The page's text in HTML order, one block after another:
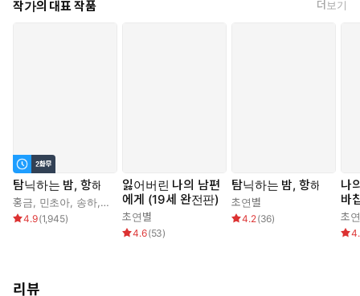
뿌옇게 흔들리는 천장을 바라며, 나는 마침내 소꿉친구를 떠나보
작가의 대표 작품 더보기
탐닉하는 밤, 항해
홍금, 민초아, 송하, 초연별
4.9(1,945)
잃어버린 나의 남편
에게 (19세 완전판)
초연별
4.6(53)
탐닉하는 밤, 항해
초연별
4.2(36)
나
바
초
리뷰